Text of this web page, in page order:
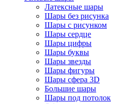
Латексные шары
Шары без рисунка
Шары с рисунком
Шары сердце
Шары цифры
Шары буквы
Шары звезды
Шары фигуры
Шары сфера 3D
Большие шары
Шары под потолок